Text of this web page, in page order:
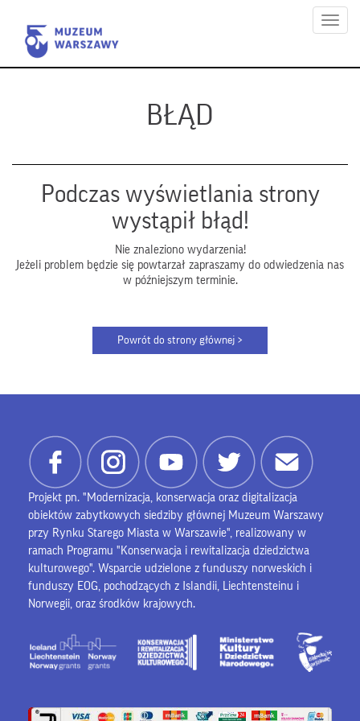
Menu
BŁĄD
Podczas wyświetlania strony
wystąpił błąd!
Nie znaleziono wydarzenia!
Jeżeli problem będzie się powtarzał zapraszamy do odwiedzenia nas
w późniejszym terminie.
Projekt pn. "Modernizacja, konserwacja oraz digitalizacja
obiektów zabytkowych siedziby głównej Muzeum Warszawy
przy Rynku Starego Miasta w Warszawie", realizowany w
ramach Programu "Konserwacja i rewitalizacja dziedzictwa
kulturowego". Wsparcie udzielone z funduszy norweskich i
funduszy EOG, pochodzących z Islandii, Liechtensteinu i
Norwegii, oraz środków krajowych.